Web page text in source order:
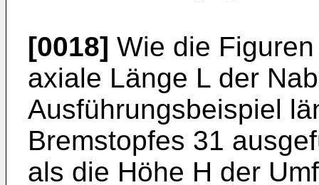
[0018] Wie die
axiale Länge L der
Ausführungsbeispiel
Bremstopfes 31
als die Höhe H der